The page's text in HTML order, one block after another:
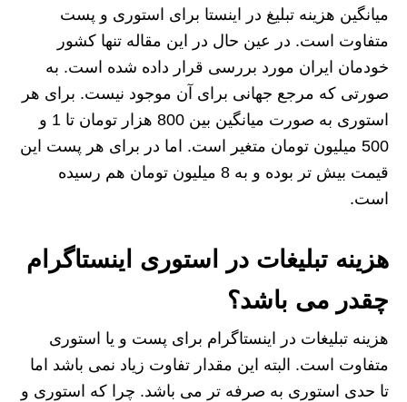
میانگین هزینه تبلیغ در اینستا برای استوری و پست
متفاوت است. در عین حال در این مقاله تنها کشور
خودمان ایران مورد بررسی قرار داده شده است. به
صورتی که مرجع جهانی برای آن موجود نیست. برای هر
استوری به صورت میانگین بین 800 هزار تومان تا 1 و
500 میلیون تومان متغیر است. اما در برای هر پست این
قیمت بیش تر بوده و به 8 میلیون تومان هم رسیده
است.
هزینه تبلیغات در استوری اینستاگرام
چقدر می باشد؟
هزینه تبلیغات در اینستاگرام برای پست و یا استوری
متفاوت است. البته این مقدار تفاوت زیاد نمی باشد اما
تا حدی استوری به صرفه تر می باشد. چرا که استوری و